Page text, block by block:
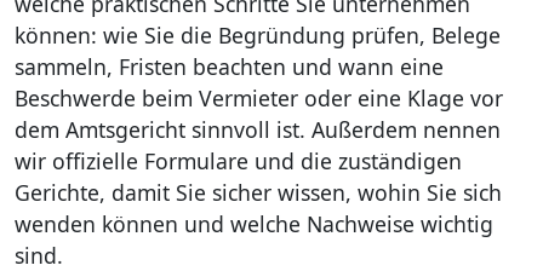
können: wie Sie die Begründung prüfen, Belege
sammeln, Fristen beachten und wann eine
Beschwerde beim Vermieter oder eine Klage vor
dem Amtsgericht sinnvoll ist. Außerdem nennen
wir offizielle Formulare und die zuständigen
Gerichte, damit Sie sicher wissen, wohin Sie sich
wenden können und welche Nachweise wichtig
sind.